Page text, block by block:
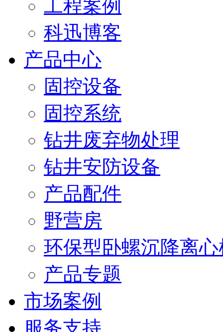
工程案例
科迅博客
产品中心
固控设备
固控系统
钻井废弃物处理
钻井安防设备
产品配件
野营房
环保型卧螺沉降离心
产品专题
市场案例